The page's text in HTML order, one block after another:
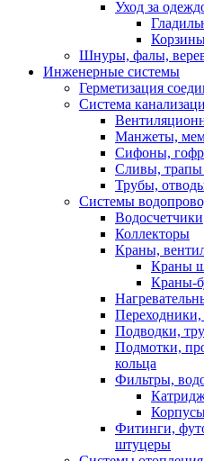
Уход за
Шнуры, фалы,
Инженерные системы
Герметизация
Система
Манжеты,
Сифоны,
Сливы, трапы
Трубы,
Системы
Водосчетчики
Коллекторы
Краны,
Краны
Краны-
Переходники,
Подводки,
Подмотки,
кольца
Фильтры,
Фитинги,
штуцеры